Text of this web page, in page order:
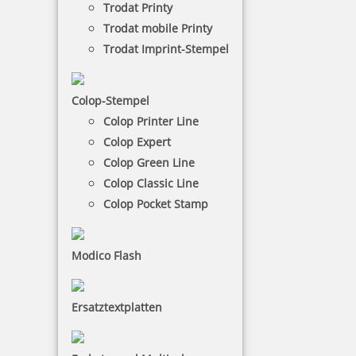
Trodat Printy
Trodat mobile Printy
Trodat Imprint-Stempel
Colop-Stempel
Colop Printer Line
Colop Expert
Colop Green Line
Colop Classic Line
Colop Pocket Stamp
Modico Flash
Ersatztextplatten
NACH WUNSCHSTEMPEL FILTERN
€+
1 Artikel in der Kategorie
Modico Golfball Stempel A12